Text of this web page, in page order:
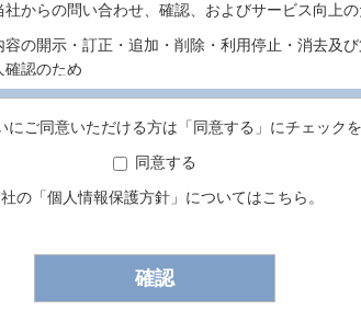
からの問い合わせ、確認、およびサービス向上
の開示・訂正・追加・削除・利用停止・消去及
確認のため
正当な理由によらない限り、事前に本人の同意を
、クッキーを使用して匿名のトラッフィックデー
の改善などの目的に利用させていただきます。
にご同意いただける方は「同意する」にチェックを
同意する
の「個人情報保護方針 」についてはこちら。